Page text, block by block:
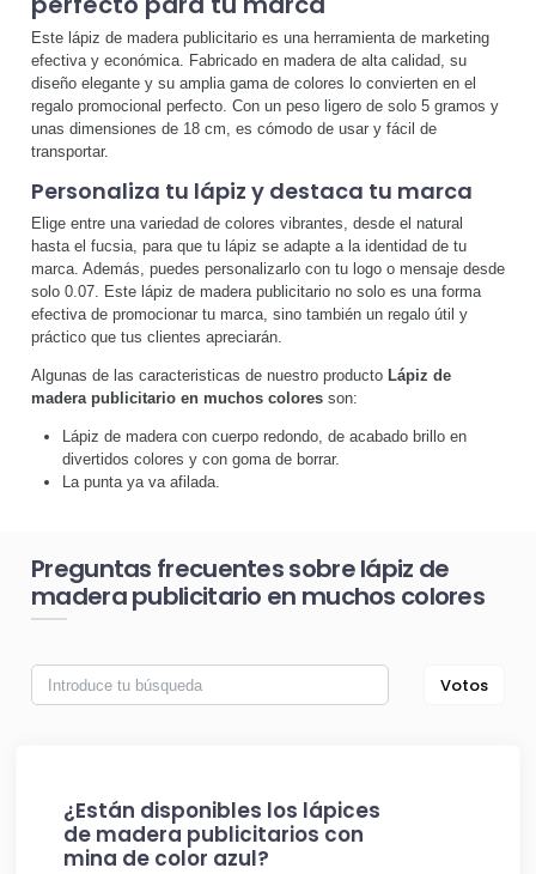
Este lápiz de madera publicitario es una herramienta de marketing
efectiva y económica. Fabricado en madera de alta calidad, su
diseño elegante y su amplia gama de colores lo convierten en el
regalo promocional perfecto. Con un peso ligero de solo 5 gramos y
unas dimensiones de 18 cm, es cómodo de usar y fácil de
transportar.
Personaliza tu lápiz y destaca tu marca
Elige entre una variedad de colores vibrantes, desde el natural
hasta el fucsia, para que tu lápiz se adapte a la identidad de tu
marca. Además, puedes personalizarlo con tu logo o mensaje desde
solo 0.07. Este lápiz de madera publicitario no solo es una forma
efectiva de promocionar tu marca, sino también un regalo útil y
práctico que tus clientes apreciarán.
Algunas de las caracteristicas de nuestro producto Lápiz de
madera publicitario en muchos colores son:
Lápiz de madera con cuerpo redondo, de acabado brillo en
divertidos colores y con goma de borrar.
La punta ya va afilada.
Preguntas frecuentes sobre lápiz de
madera publicitario en muchos colores
Votos
¿Están disponibles los lápices
de madera publicitarios con
mina de color azul?